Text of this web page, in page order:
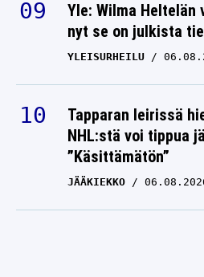
Yle: Wilma
nyt se on julkista
YLEISURHEILU
Tapparan leirissä
NHL:stä voi tippua
”Käsittämätön”
JÄÄKIEKKO